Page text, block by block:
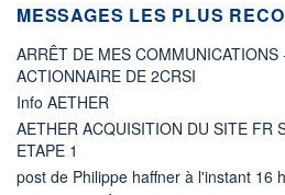
MESSAGES LES PLUS
ARRÊT DE MES
ACTIONNAIRE DE 2CRSI
Info AETHER
AETHER ACQUISITION DU SITE FR
ETAPE 1
post de Philippe haffner à l'instant 16